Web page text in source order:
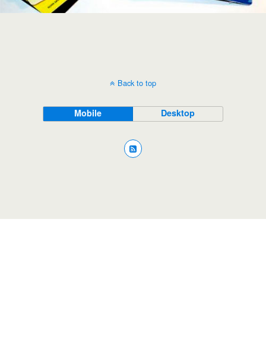
Back to top
Mobile Desktop